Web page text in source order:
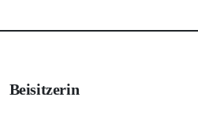
Beisitzerin